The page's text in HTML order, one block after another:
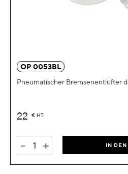
OP 0053BL
Pneumatischer Bremsenentlüfter
22 € HT
- + IN DEN